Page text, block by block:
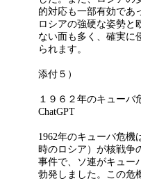
的対応も一部有効であ
ロシアの強硬な姿勢と
ない面も多く、確実に
られます。
添付５）
１９６２年のキューバ
ChatGPT
1962年のキューバ危機
時のロシア）が核戦争
事件で、ソ連がキュー
勃発しました。この危